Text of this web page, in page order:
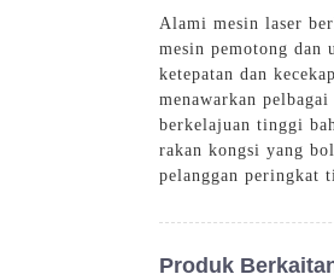
Alami mesin laser
mesin pemotong
ketepatan dan
menawarkan
berkelajuan tinggi
rakan kongsi yang
pelanggan peringkat
Produk